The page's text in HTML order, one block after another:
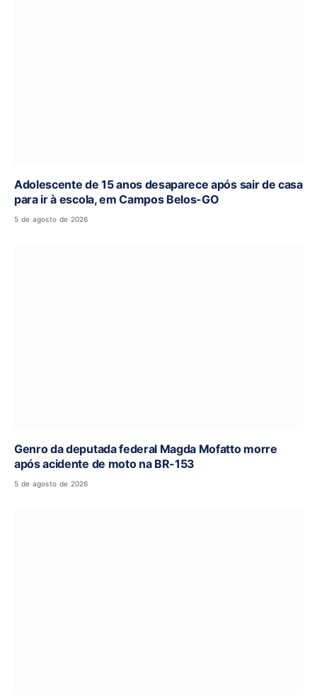
Adolescente de 15 anos desaparece após sair de casa
para ir à escola, em Campos Belos-GO
5 de agosto de 2026
Genro da deputada federal Magda Mofatto morre
após acidente de moto na BR-153
5 de agosto de 2026